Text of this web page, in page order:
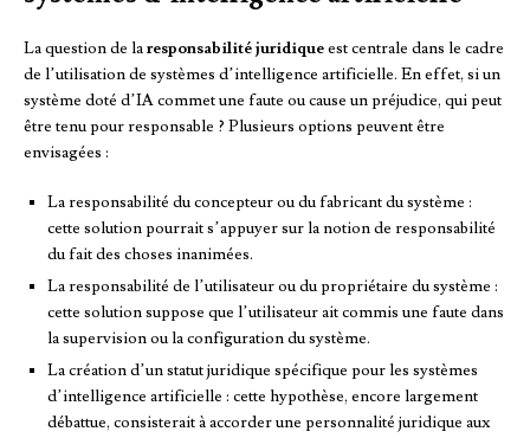
La question de laresponsabilité juridiqueest centrale dans le cadre
de l’utilisation de systèmes d’intelligence artificielle. En effet, si un
système doté d’IA commet une faute ou cause un préjudice, qui peut
être tenu pour responsable ? Plusieurs options peuvent être
envisagées :
La responsabilité du concepteur ou du fabricant du système :
cette solution pourrait s’appuyer sur la notion de responsabilité
du fait des choses inanimées.
La responsabilité de l’utilisateur ou du propriétaire du système :
cette solution suppose que l’utilisateur ait commis une faute dans
la supervision ou la configuration du système.
La création d’un statut juridique spécifique pour les systèmes
d’intelligence artificielle : cette hypothèse, encore largement
débattue, consisterait à accorder une personnalité juridique aux